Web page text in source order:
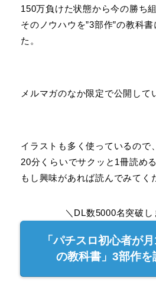
150万負けた状態から今の勝ち
そのノウハウを”3部作”の教科
た。
メルマガのなか限定で公開して
イラストも多く使っているので、
20分くらいでサクッと1冊読め
もし興味があれば読んでみてく
＼DL数5000名突破し
「パチスロ初心者が
の教科書」3部作を